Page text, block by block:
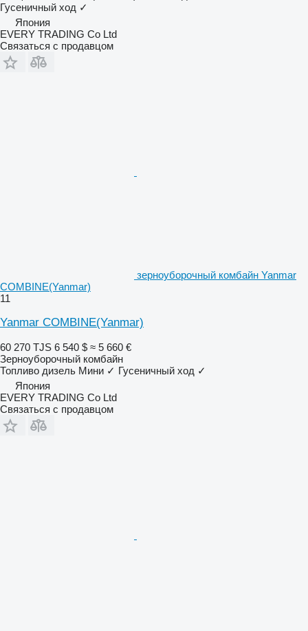
Гусеничный ход ✓
Япония
EVERY TRADING Co Ltd
Связаться с продавцом
зерноуборочный комбайн Yanmar
COMBINE(Yanmar)
11
Yanmar COMBINE(Yanmar)
60 270 TJS 6 540 $ ≈ 5 660 €
Зерноуборочный комбайн
Топливо дизель Мини ✓ Гусеничный ход ✓
Япония
EVERY TRADING Co Ltd
Связаться с продавцом